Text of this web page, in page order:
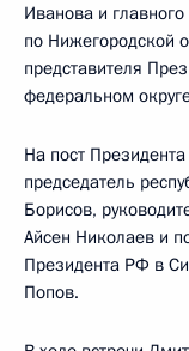
Иванова и
по Нижегородской
представителя
федеральном
На пост
председатель
Борисов,
Айсен Николаев и
Президента РФ в
Попов.